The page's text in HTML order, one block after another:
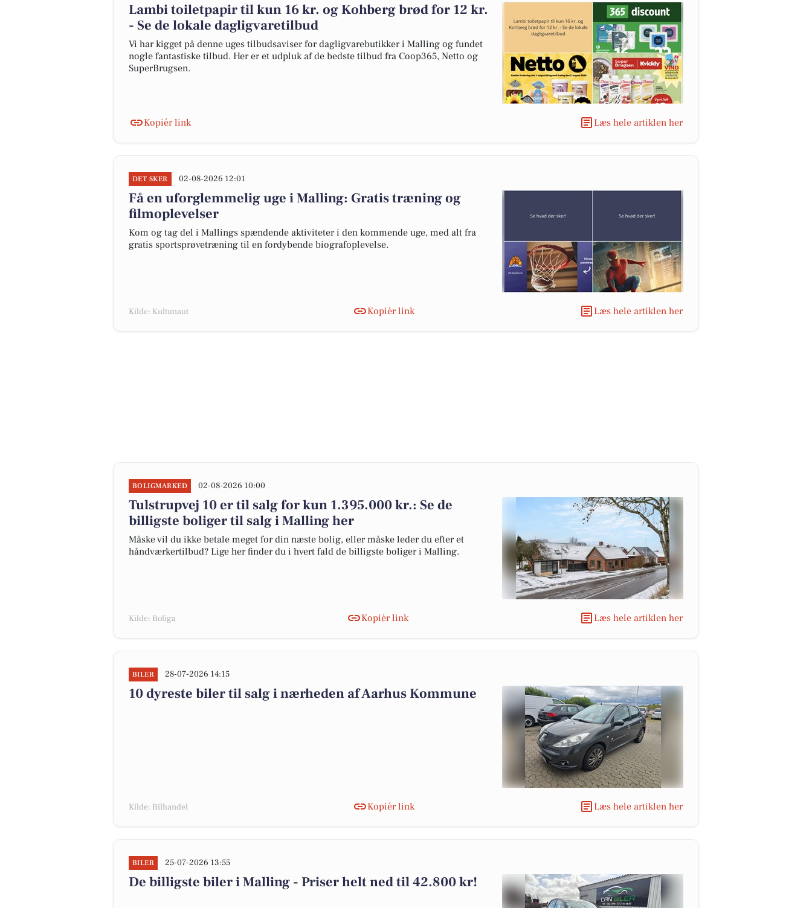
Lambi toiletpapir til kun 16 kr. og Kohberg brød for 12 kr.
- Se de lokale dagligvaretilbud
Vi har kigget på denne uges tilbudsaviser for dagligvarebutikker i Malling og fundet
nogle fantastiske tilbud. Her er et udpluk af de bedste tilbud fra Coop365, Netto og
SuperBrugsen.
Kopiér link Læs hele artiklen her
DET SKER 02-08-2026 12:01
Få en uforglemmelig uge i Malling: Gratis træning og
filmoplevelser
Kom og tag del i Mallings spændende aktiviteter i den kommende uge, med alt fra
gratis sportsprøvetræning til en fordybende biografoplevelse.
Kilde: Kultunaut Kopiér link Læs hele artiklen her
BOLIGMARKED 02-08-2026 10:00
Tulstrupvej 10 er til salg for kun 1.395.000 kr.: Se de
billigste boliger til salg i Malling her
Måske vil du ikke betale meget for din næste bolig, eller måske leder du efter et
håndværkertilbud? Lige her finder du i hvert fald de billigste boliger i Malling.
Kilde: Boliga Kopiér link Læs hele artiklen her
BILER 28-07-2026 14:15
10 dyreste biler til salg i nærheden af Aarhus Kommune
Kilde: Bilhandel Kopiér link Læs hele artiklen her
BILER 25-07-2026 13:55
De billigste biler i Malling - Priser helt ned til 42.800 kr!